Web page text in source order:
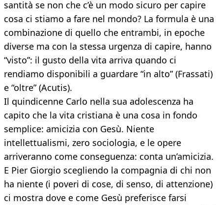
santità se non che c’è un modo sicuro per capire
cosa ci stiamo a fare nel mondo? La formula è una
combinazione di quello che entrambi, in epoche
diverse ma con la stessa urgenza di capire, hanno
“visto”: il gusto della vita arriva quando ci
rendiamo disponibili a guardare “in alto” (Frassati)
e “oltre” (Acutis).
Il quindicenne Carlo nella sua adolescenza ha
capito che la vita cristiana è una cosa in fondo
semplice: amicizia con Gesù. Niente
intellettualismi, zero sociologia, e le opere
arriveranno come conseguenza: conta un’amicizia.
E Pier Giorgio scegliendo la compagnia di chi non
ha niente (i poveri di cose, di senso, di attenzione)
ci mostra dove e come Gesù preferisce farsi